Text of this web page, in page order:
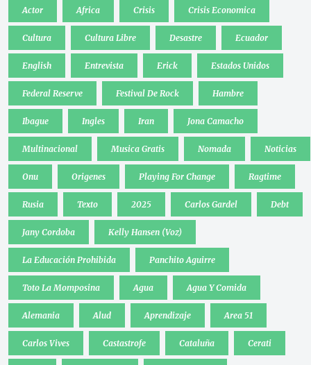
Actor Africa Crisis Crisis Economica
Cultura Cultura Libre Desastre Ecuador
English Entrevista Erick Estados Unidos
Federal Reserve Festival De Rock Hambre
Ibague Ingles Iran Jona Camacho
Multinacional Musica Gratis Nomada Noticias
Onu Origenes Playing For Change Ragtime
Rusia Texto 2025 Carlos Gardel Debt
Jany Cordoba Kelly Hansen (Voz)
La Educación Prohibida Panchito Aguirre
Toto La Momposina Agua Agua Y Comida
Alemania Alud Aprendizaje Area 51
Carlos Vives Castastrofe Cataluña Cerati